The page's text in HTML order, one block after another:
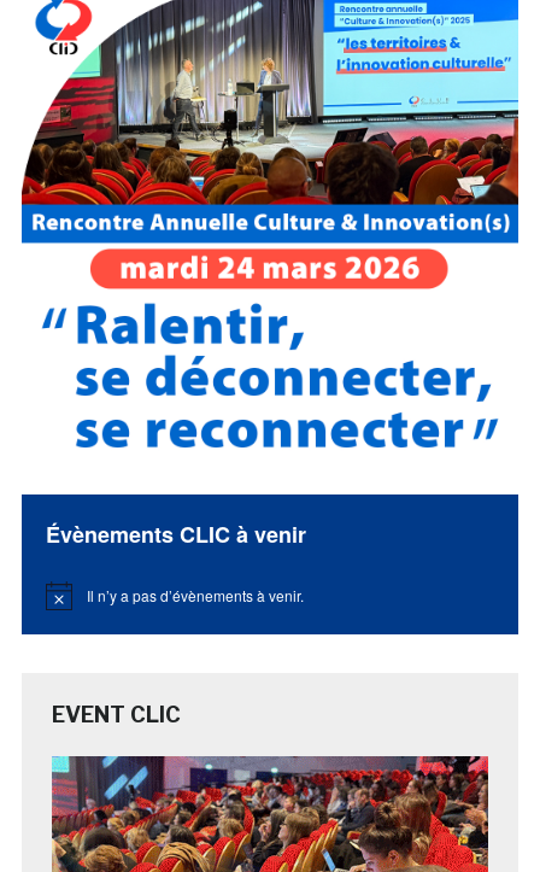
Évènements CLIC à venir
Notice Il n’y a pas d’évènements à venir.
EVENT CLIC